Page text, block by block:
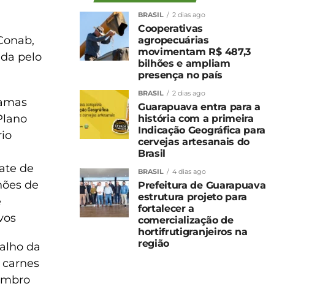
pelo
de
de
da
BRASIL 2 dias ago
Cooperativas
agropecuárias
movimentam R$ 487,3
bilhões e ampliam
presença no país
BRASIL 2 dias ago
Guarapuava entra para a
história com a primeira
Indicação Geográfica para
cervejas artesanais do
Brasil
BRASIL 4 dias ago
Prefeitura de Guarapuava
estrutura projeto para
fortalecer a
comercialização de
hortifrutigranjeiros na
região